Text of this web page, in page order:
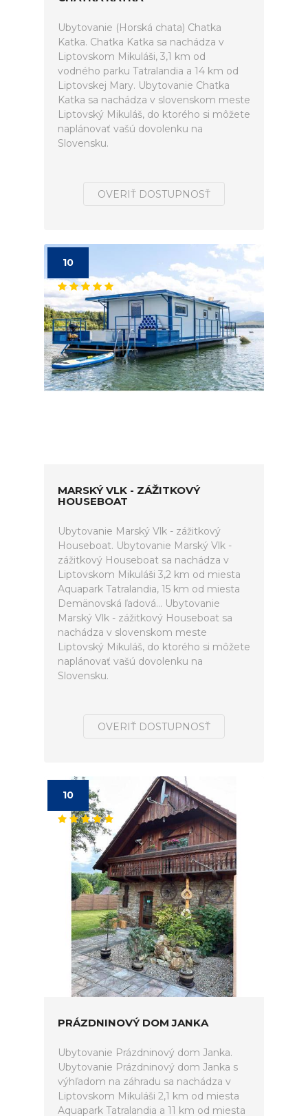
Ubytovanie (Horská chata) Chatka
Katka. Chatka Katka sa nachádza v
Liptovskom Mikuláši, 3,1 km od
vodného parku Tatralandia a 14 km od
Liptovskej Mary. Ubytovanie Chatka
Katka sa nachádza v slovenskom meste
Liptovský Mikuláš, do ktorého si môžete
naplánovať vašú dovolenku na
Slovensku.
OVERIŤ DOSTUPNOSŤ
10
MARSKÝ VLK - ZÁŽITKOVÝ
HOUSEBOAT
Ubytovanie Marský Vlk - zážitkový
Houseboat. Ubytovanie Marský Vlk -
zážitkový Houseboat sa nachádza v
Liptovskom Mikuláši 3,2 km od miesta
Aquapark Tatralandia, 15 km od miesta
Demänovská ľadová... Ubytovanie
Marský Vlk - zážitkový Houseboat sa
nachádza v slovenskom meste
Liptovský Mikuláš, do ktorého si môžete
naplánovať vašú dovolenku na
Slovensku.
OVERIŤ DOSTUPNOSŤ
10
PRÁZDNINOVÝ DOM JANKA
Ubytovanie Prázdninový dom Janka.
Ubytovanie Prázdninový dom Janka s
výhľadom na záhradu sa nachádza v
Liptovskom Mikuláši 2,1 km od miesta
Aquapark Tatralandia a 11 km od miesta